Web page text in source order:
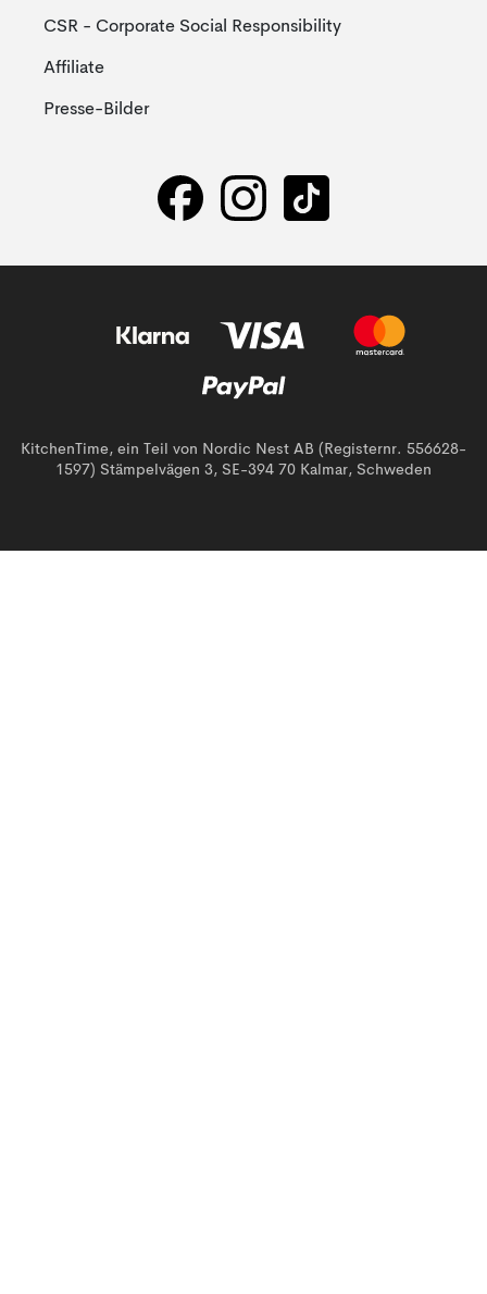
CSR - Corporate Social Responsibility
Affiliate
Presse-Bilder
KitchenTime, ein Teil von Nordic Nest AB (Registernr. 556628-
1597) Stämpelvägen 3, SE-394 70 Kalmar, Schweden